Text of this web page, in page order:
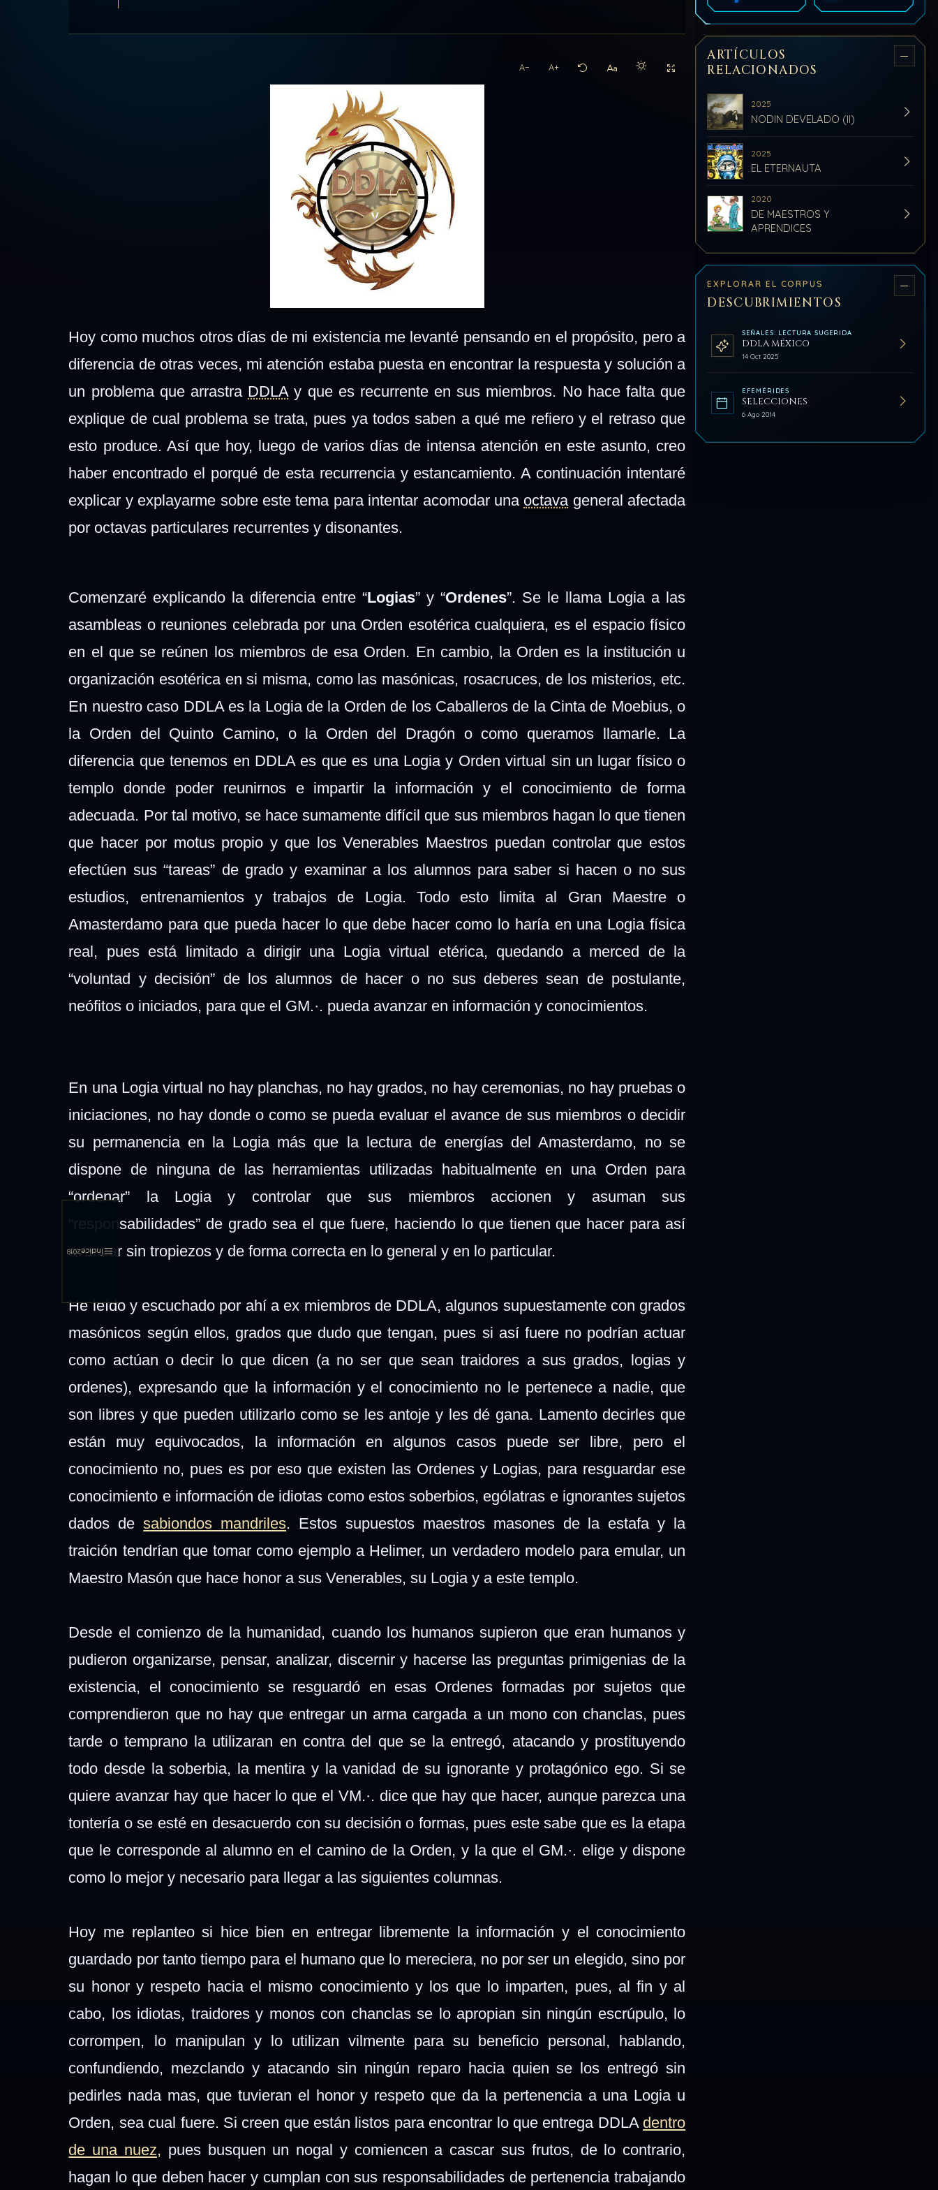
Índice
2018
A− A+
Activar modo claro de lectura
Sin distracciones
Hoy como muchos otros días de mi existencia me levanté pensando en el propósito, pero a
diferencia de otras veces, mi atención estaba puesta en encontrar la respuesta y solución a
un problema que arrastra DDLAy que es recurrente en sus miembros. No hace falta que
explique de cual problema se trata, pues ya todos saben a qué me refiero y el retraso que
esto produce. Así que hoy, luego de varios días de intensa atención en este asunto, creo
haber encontrado el porqué de esta recurrencia y estancamiento. A continuación intentaré
explicar y explayarme sobre este tema para intentar acomodar una octavageneral afectada
por octavas particulares recurrentes y disonantes.
Comenzaré explicando la diferencia entre “Logias” y “Ordenes”. Se le llama Logia a las
asambleas o reuniones celebrada por una Orden esotérica cualquiera, es el espacio físico
en el que se reúnen los miembros de esa Orden. En cambio, la Orden es la institución u
organización esotérica en si misma, como las masónicas, rosacruces, de los misterios, etc.
En nuestro caso DDLA es la Logia de la Orden de los Caballeros de la Cinta de Moebius, o
la Orden del Quinto Camino, o la Orden del Dragón o como queramos llamarle. La
diferencia que tenemos en DDLA es que es una Logia y Orden virtual sin un lugar físico o
templo donde poder reunirnos e impartir la información y el conocimiento de forma
adecuada. Por tal motivo, se hace sumamente difícil que sus miembros hagan lo que tienen
que hacer por motus propio y que los Venerables Maestros puedan controlar que estos
efectúen sus “tareas” de grado y examinar a los alumnos para saber si hacen o no sus
estudios, entrenamientos y trabajos de Logia. Todo esto limita al Gran Maestre o
Amasterdamo para que pueda hacer lo que debe hacer como lo haría en una Logia física
real, pues está limitado a dirigir una Logia virtual etérica, quedando a merced de la
“voluntad y decisión” de los alumnos de hacer o no sus deberes sean de postulante,
neófitos o iniciados, para que el GM.·. pueda avanzar en información y conocimientos.
En una Logia virtual no hay planchas, no hay grados, no hay ceremonias, no hay pruebas o
iniciaciones, no hay donde o como se pueda evaluar el avance de sus miembros o decidir
su permanencia en la Logia más que la lectura de energías del Amasterdamo, no se
dispone de ninguna de las herramientas utilizadas habitualmente en una Orden para
“ordenar” la Logia y controlar que sus miembros accionen y asuman sus
“responsabilidades” de grado sea el que fuere, haciendo lo que tienen que hacer para así
avanzar sin tropiezos y de forma correcta en lo general y en lo particular.
He leído y escuchado por ahí a ex miembros de DDLA, algunos supuestamente con grados
masónicos según ellos, grados que dudo que tengan, pues si así fuere no podrían actuar
como actúan o decir lo que dicen (a no ser que sean traidores a sus grados, logias y
ordenes), expresando que la información y el conocimiento no le pertenece a nadie, que
son libres y que pueden utilizarlo como se les antoje y les dé gana. Lamento decirles que
están muy equivocados, la información en algunos casos puede ser libre, pero el
conocimiento no, pues es por eso que existen las Ordenes y Logias, para resguardar ese
conocimiento e información de idiotas como estos soberbios, ególatras e ignorantes sujetos
dados desabiondos mandriles. Estos supuestos maestros masones de la estafa y la
traición tendrían que tomar como ejemplo a Helimer, un verdadero modelo para emular, un
Maestro Masón que hace honor a sus Venerables, su Logia y a este templo.
Desde el comienzo de la humanidad, cuando los humanos supieron que eran humanos y
pudieron organizarse, pensar, analizar, discernir y hacerse las preguntas primigenias de la
existencia, el conocimiento se resguardó en esas Ordenes formadas por sujetos que
comprendieron que no hay que entregar un arma cargada a un mono con chanclas, pues
tarde o temprano la utilizaran en contra del que se la entregó, atacando y prostituyendo
todo desde la soberbia, la mentira y la vanidad de su ignorante y protagónico ego. Si se
quiere avanzar hay que hacer lo que el VM.·. dice que hay que hacer, aunque parezca una
tontería o se esté en desacuerdo con su decisión o formas, pues este sabe que es la etapa
que le corresponde al alumno en el camino de la Orden, y la que el GM.·. elige y dispone
como lo mejor y necesario para llegar a las siguientes columnas.
Hoy me replanteo si hice bien en entregar libremente la información y el conocimiento
guardado por tanto tiempo para el humano que lo mereciera, no por ser un elegido, sino por
su honor y respeto hacia el mismo conocimiento y los que lo imparten, pues, al fin y al
cabo, los idiotas, traidores y monos con chanclas se lo apropian sin ningún escrúpulo, lo
corrompen, lo manipulan y lo utilizan vilmente para su beneficio personal, hablando,
confundiendo, mezclando y atacando sin ningún reparo hacia quien se los entregó sin
pedirles nada mas, que tuvieran el honor y respeto que da la pertenencia a una Logia u
Orden, sea cual fuere. Si creen que están listos para encontrar lo que entrega DDLA dentro
de una nuez, pues busquen un nogal y comiencen a cascar sus frutos, de lo contrario,
hagan lo que deben hacer y cumplan con sus responsabilidades de pertenencia trabajando
ARTÍCULOS
RELACIONADOS
2025
NODIN DEVELADO (II)
2025
EL ETERNAUTA
2020
DE MAESTROS Y
APRENDICES
EXPLORAR EL CORPUS
DESCUBRIMIENTOS
SEÑALES: LECTURA SUGERIDA
DDLA MÉXICO
14 Oct 2025
EFEMÉRIDES
SELECCIONES
6 Ago 2014